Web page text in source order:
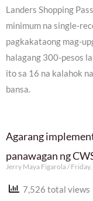
Landers Shopping
minimum na single-
pagkakataong mag-
halagang 300-pesos
ito sa 16 na kalahok
bansa.
Agarang
panawagan ng
Jerry Maya Figarola Friday,
7,526 total views